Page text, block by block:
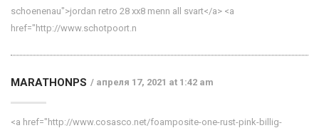
schoenenau">jordan retro 28 xx8 menn all svart</a> <a
href="http://www.schotpoort.n
MARATHONPS апреля 17, 2021 at 1:42 am
<a href="http://www.cosasco.net/foamposite-one-rust-pink-billig-